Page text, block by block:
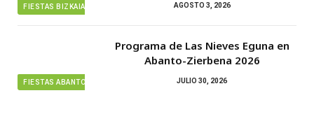
FIESTAS BIZKAIA AGOSTO 3, 2026
FIESTAS ABANTO ZIERBENA
Programa de Las Nieves Eguna en
Abanto-Zierbena 2026
JULIO 30, 2026